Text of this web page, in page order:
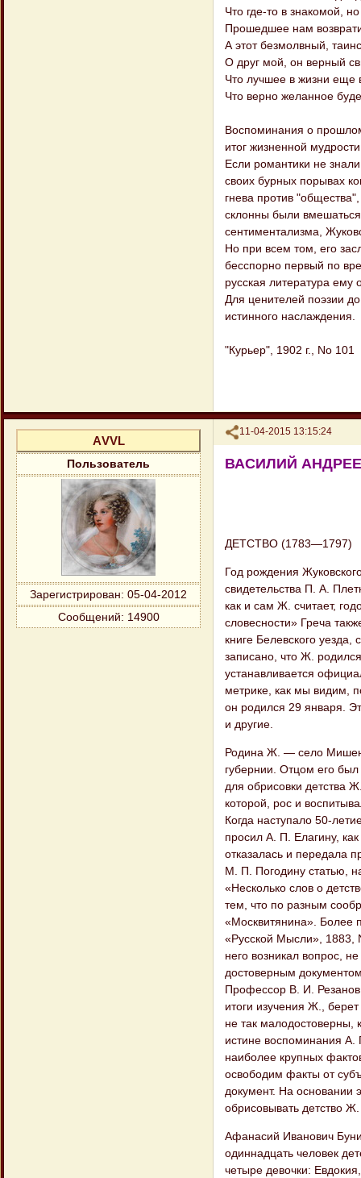
Что где-то в знакомой,
Прошедшее нам
А этот безмолвный,
О друг мой, он верный
Что лучшее в жизни еще
Что верно желанное
Воспоминания о
итог жизненной
Если романтики не
своих бурных порывах
гнева против
склонны были
сентиментализма,
Но при всем том, его
бесспорно первый по
русская литература
Для ценителей поэзии
истинного наслаждения.
"Курьер", 1902 г., No 101
Поделиться
11-04-2015 13:15:24
АVVL
Пользователь
Зарегистрирован: 05-04-2012
Сообщений: 14900
ВАСИЛИЙ
ДЕТСТВО (1783—1797)
Год рождения
свидетельства П. А.
как и сам Ж. считает,
словесности» Греча
книге Белевского
записано, что Ж.
устанавливается
метрике, как мы видим,
он родился 29 января.
и другие.
Родина Ж. — село
губернии. Отцом его
для обрисовки детства
которой, рос и
Когда наступало 50-
просил A. П. Елагину,
отказалась и передала
М. П. Погодину статью,
«Несколько слов о
тем, что по разным
«Москвитянина». Более
«Русской Мысли», 1883,
него возникал вопрос,
достоверным
Профессор B. И.
итоги изучения Ж.,
не так малодостоверны,
истине воспоминания А.
наиболее крупных
освободим факты от
документ. На основании
обрисовывать детство Ж.
Афанасий Иванович
одиннадцать человек
четыре девочки: